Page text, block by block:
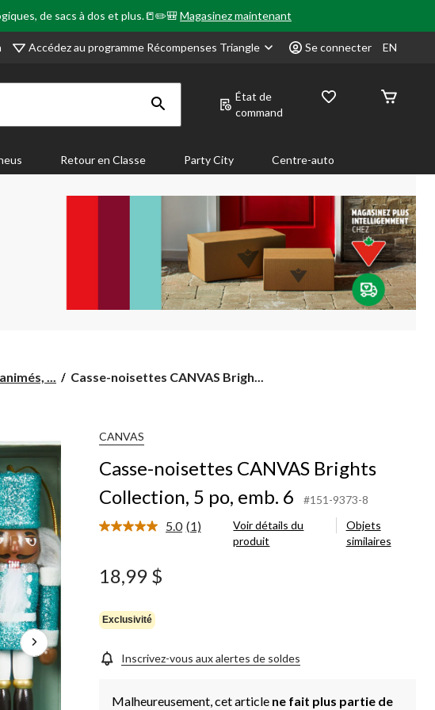
de sacs à dos et plus.📒✏️🎒Magasinez maintenant
Accédez au programme Récompenses Triangle Se connecter EN
État de
command
Retour en Classe Party City Centre-auto
...
Casse-
Collection,
Casse-noisettes CANVAS Brigh...
CANVAS
Casse-noisettes CANVAS Brights
Collection, 5 po, emb. 6
#151-9373-8
5.0 Lire
(1)
Voir détails du
produit
Objets
similaires
18,99 $
Exclusivité
Inscrivez-vous aux alertes de soldes
Malheureusement, cet article ne fait plus partie de